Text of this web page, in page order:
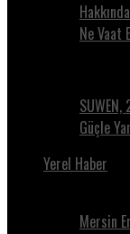
Ne Vaat
Güçle
Yerel Haber
Mersin